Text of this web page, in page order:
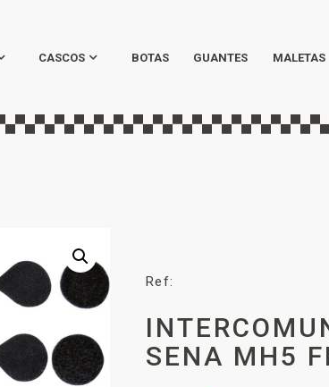
CASCOS BOTAS GUANTES MALETAS
Ref:
SENA MH5